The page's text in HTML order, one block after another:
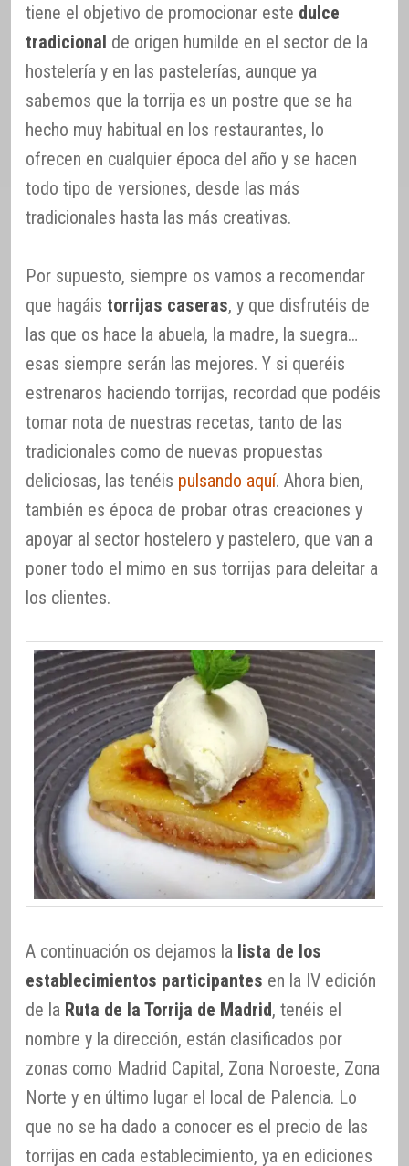
tiene el objetivo de promocionar este dulce
tradicional de origen humilde en el sector de la
hostelería y en las pastelerías, aunque ya
sabemos que la torrija es un postre que se ha
hecho muy habitual en los restaurantes, lo
ofrecen en cualquier época del año y se hacen
todo tipo de versiones, desde las más
tradicionales hasta las más creativas.
Por supuesto, siempre os vamos a recomendar
que hagáis torrijas caseras, y que disfrutéis de
las que os hace la abuela, la madre, la suegra…
esas siempre serán las mejores. Y si queréis
estrenaros haciendo torrijas, recordad que podéis
tomar nota de nuestras recetas, tanto de las
tradicionales como de nuevas propuestas
deliciosas, las tenéis pulsando aquí. Ahora bien,
también es época de probar otras creaciones y
apoyar al sector hostelero y pastelero, que van a
poner todo el mimo en sus torrijas para deleitar a
los clientes.
A continuación os dejamos la lista de los
establecimientos participantes en la IV edición
de la Ruta de la Torrija de Madrid, tenéis el
nombre y la dirección, están clasificados por
zonas como Madrid Capital, Zona Noroeste, Zona
Norte y en último lugar el local de Palencia. Lo
que no se ha dado a conocer es el precio de las
torrijas en cada establecimiento, ya en ediciones